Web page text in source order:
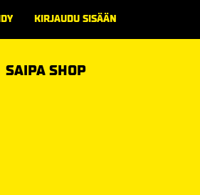
KIRJAUDU SISÄÄN
SAIPA SHOP